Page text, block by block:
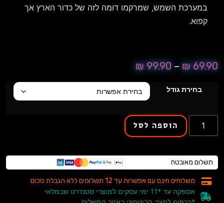
במערכת השמש, שמרקמו דומה לזה של כדור הארץ אך
קפוא.
69.90
₪
–
99.90
₪
בחירת גודל
הוספה לסל
תשלום מאובטח
משלוחים חינם עם אפשרות עד 12 תשלומים ללא הגבלת סכום
אספקה עד *11 ימי עסקים למוצרי סטנדרט שבמלאי